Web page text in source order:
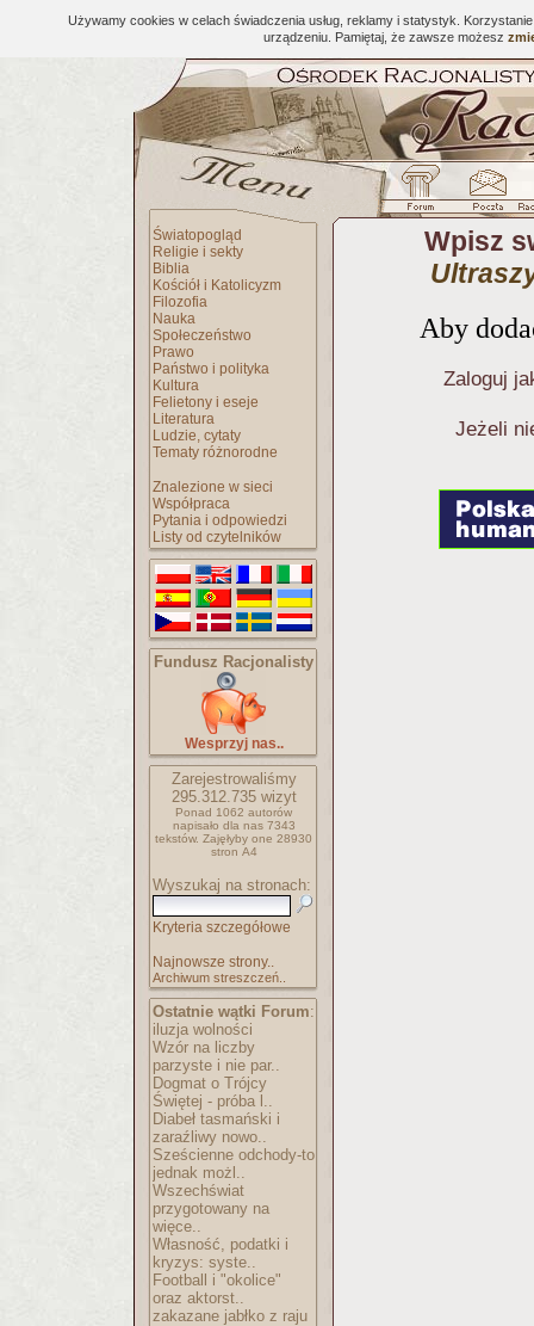
Używamy cookies w celach świadczenia usług, reklamy i statystyk.
urządzeniu. Pamiętaj, że zawsze możesz
Światopogląd
Religie i sekty
Biblia
Kościół i Katolicyzm
Filozofia
Nauka
Społeczeństwo
Prawo
Państwo i polityka
Kultura
Felietony i eseje
Literatura
Ludzie, cytaty
Tematy różnorodne
Znalezione w sieci
Współpraca
Pytania i odpowiedzi
Listy od czytelników
Fundusz Racjonalisty
Wesprzyj nas..
Zarejestrowaliśmy
295.312.735wizyt
Ponad 1062 autorów
napisało dla nas 7343
tekstów. Zajęłyby one 28930
stron A4
Wyszukaj na stronach:
Kryteria szczegółowe
Najnowsze strony..
Archiwum streszczeń..
Ostatnie wątki Forum:
iluzja wolności
Wzór na liczby
parzyste i nie par..
Dogmat o Trójcy
Świętej - próba l..
Diabeł tasmański i
zaraźliwy nowo..
Sześcienne odchody-to
jednak możl..
Wszechświat
przygotowany na
więce..
Własność, podatki i
kryzys: syste..
Football i "okolice"
oraz aktorst..
zakazane jabłko z raju
Wpisz
Aby
Zaloguj
Jeżeli